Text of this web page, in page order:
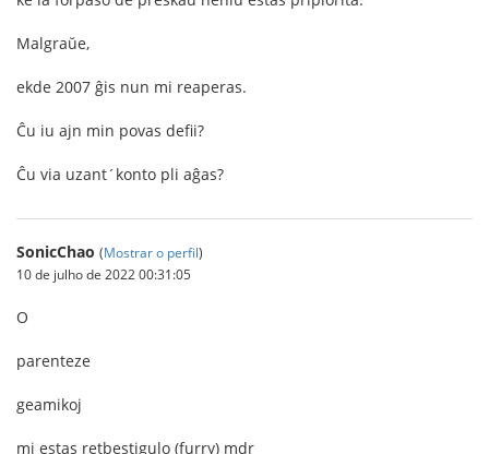
Malgraŭe,
ekde 2007 ĝis nun mi reaperas.
Ĉu iu ajn min povas defii?
Ĉu via uzant´konto pli aĝas?
SonicChao (Mostrar o perfil)
10 de julho de 2022 00:31:05
O
parenteze
geamikoj
mi estas retbestigulo (furry) mdr